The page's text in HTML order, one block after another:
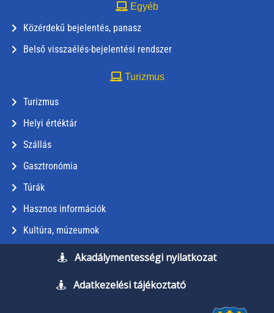
Egyéb
Közérdekű bejelentés, panasz
Belső visszaélés-bejelentési rendszer
Turizmus
Turizmus
Helyi értéktár
Szállás
Gasztronómia
Túrák
Hasznos információk
Kultúra, múzeumok
Akadálymentességi nyilatkozat
Adatkezelési tájékoztató